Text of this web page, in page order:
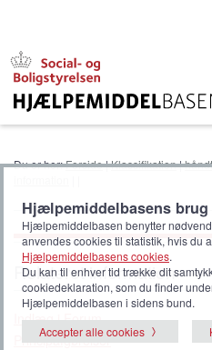
d Du er her:Forside|Klassifikation|
Relateret information
Indlæg i Forum
Principafgørelser
Hjælpemiddelbasens
Hjælpemiddelbasen benytter
anvendes cookies til statistik, hvis du
Hjælpemiddelbasens cookies.
Du kan til enhver tid trække dit
cookiedeklaration, som du finder
Hjælpemiddelbasen i sidens bund.
Accepter alle cookies